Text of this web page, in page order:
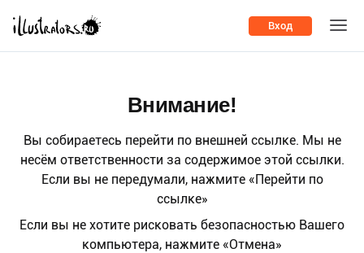
Вход
Внимание!
Вы собираетесь перейти по внешней ссылке. Мы не
несём ответственности за содержимое этой ссылки.
Если вы не передумали, нажмите «Перейти по
ссылке»
Если вы не хотите рисковать безопасностью Вашего
компьютера, нажмите «Отмена»